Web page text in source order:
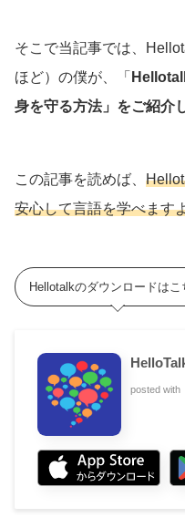
そこで当記事では、
ほど）の僕が、「
身を守る方法」 をご紹介
この記事を読めば、
安心して言語を学べます
Hellotalkのダウンロードはこ
posted with